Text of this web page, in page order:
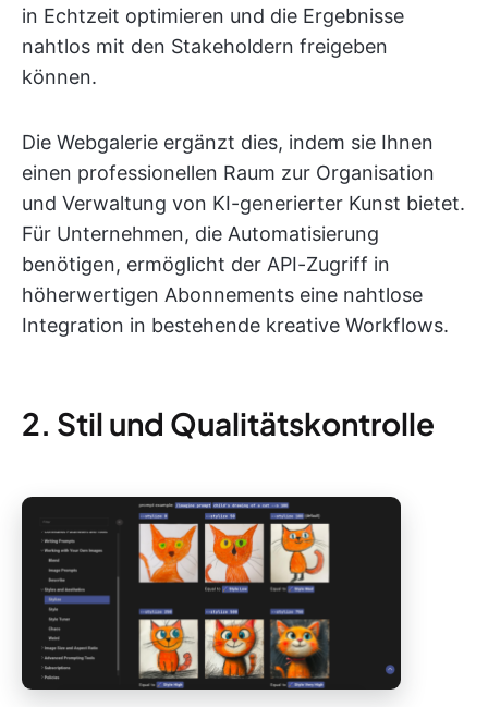
in Echtzeit optimieren und die Ergebnisse
nahtlos mit den Stakeholdern freigeben
können.
Die Webgalerie ergänzt dies, indem sie Ihnen
einen professionellen Raum zur Organisation
und Verwaltung von KI-generierter Kunst bietet.
Für Unternehmen, die Automatisierung
benötigen, ermöglicht der API-Zugriff in
höherwertigen Abonnements eine nahtlose
Integration in bestehende kreative Workflows.
2. Stil und Qualitätskontrolle